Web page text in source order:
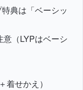
典は「ベーシッ
（LYPはベーシ
着せかえ）